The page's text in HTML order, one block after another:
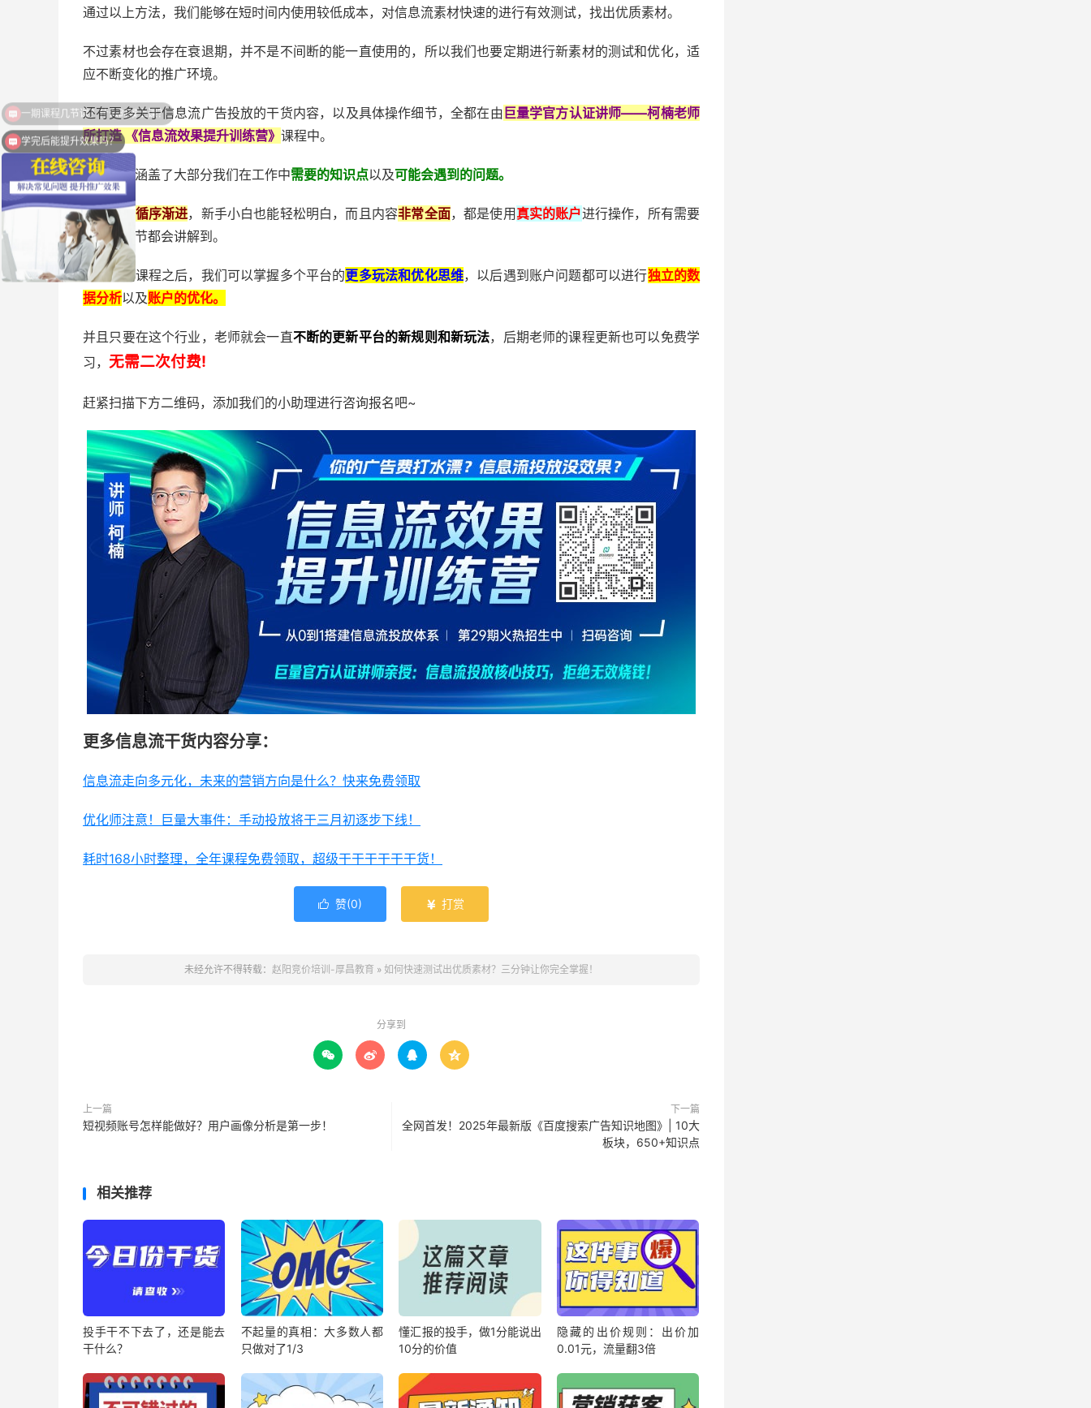
通过以上方法，我们能够在短时间内使用较低成本，对信息流素材快速的进行有效测试，找出优质素材。
不过素材也会存在衰退期，并不是不间断的能一直使用的，所以我们也要定期进行新素材的测试和优化，适
应不断变化的推广环境。
还有更多关于信息流广告投放的干货内容，以及具体操作细节，全都在由 巨量学官方认证讲师——柯楠老师
所打造 《信息流效果提升训练营》 课程中。
这门课程涵盖了大部分我们在工作中需要的知识点以及可能会遇到的问题。
课程内容 循序渐进，新手小白也能轻松明白，而且内容非常全面，都是使用 真实的账户进行操作，所有需要
注意的细节都会讲解到。
听完这门课程之后，我们可以掌握多个平台的更多玩法和优化思维，以后遇到账户问题都可以进行独立的数
据分析以及账户的优化。
并且只要在这个行业，老师就会一直不断的更新平台的新规则和新玩法，后期老师的课程更新也可以免费学
习， 无需二次付费!
赶紧扫描下方二维码，添加我们的小助理进行咨询报名吧~
更多信息流干货内容分享：
信息流走向多元化，未来的营销方向是什么？快来免费领取
优化师注意！巨量大事件：手动投放将于三月初逐步下线！
耗时168小时整理，全年课程免费领取，超级干干干干干干货！
 赞(0)  打赏
未经允许不得转载： 赵阳竞价培训-厚昌教育 » 如何快速测试出优质素材？三分钟让你完全掌握！
分享到
   
上一篇
短视频账号怎样能做好？用户画像分析是第一步！
下一篇
全网首发！2025年最新版《百度搜索广告知识地图》| 10大
板块，650+知识点
相关推荐
投手干不下去了，还是能去
干什么？
不起量的真相：大多数人都
只做对了1/3
懂汇报的投手，做1分能说出
10分的价值
隐藏的出价规则：出价加
0.01元，流量翻3倍
学完后能提升效果吗？